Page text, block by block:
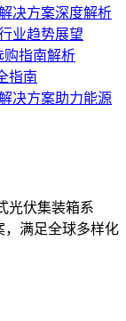
决方案深度解析
业趋势展望
购指南解析
指南
决方案助力能源
光伏集装箱系
，满足全球多样化